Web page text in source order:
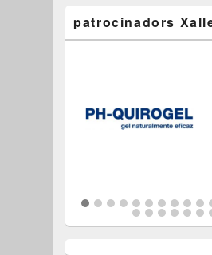
patrocinadors